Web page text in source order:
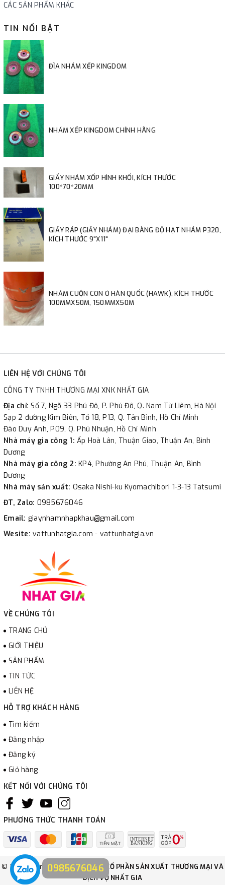
CÁC SẢN PHẨM KHÁC
TIN NỔI BẬT
ĐĨA NHÁM XẾP KINGDOM
NHÁM XẾP KINGDOM CHÍNH HÃNG
GIẤY NHÁM XỐP HÌNH KHỐI, KÍCH THƯỚC
100*70*20MM
GIẤY RÁP (GIẤY NHÁM) ĐẠI BÀNG ĐỘ HẠT NHÁM P320,
KÍCH THƯỚC 9"X11"
NHÁM CUỘN CON Ó HÀN QUỐC (HAWK), KÍCH THƯỚC
100MMX50M, 150MMX50M
LIÊN HỆ VỚI CHÚNG TÔI
CÔNG TY TNHH THƯƠNG MẠI XNK NHẤT GIA
Địa chỉ:Số 7, Ngõ 33 Phú Đô, P. Phú Đô, Q. Nam Từ Liêm, Hà Nội
Sạp 2 đường Kim Biên, Tổ 18, P13, Q. Tân Bình, Hồ Chí Minh
Đào Duy Anh, P09, Q. Phú Nhuận, Hồ Chí Minh
Nhà máy gia công 1: Ấp Hoà Lân, Thuận Giao, Thuận An, Bình
Dương
Nhà máy gia công 2: KP4, Phường An Phú, Thuận An, Bình
Dương
Nhà máy sản xuất: Osaka Nishi-ku Kyomachibori 1-3-13 Tatsumi
ĐT, Zalo: 0985676046
Email: giaynhamnhapkhau@gmail.com
Wesite: vattunhatgia.com - vattunhatgia.vn
VỀ CHÚNG TÔI
TRANG CHỦ
GIỚI THIỆU
SẢN PHẨM
TIN TỨC
LIÊN HỆ
HỖ TRỢ KHÁCH HÀNG
Tìm kiếm
Đăng nhập
Đăng ký
Giỏ hàng
KẾT NỐI VỚI CHÚNG TÔI
PHƯƠNG THỨC THANH TOÁN
© Bản quyền thuộc vềCÔNG TY CỔ PHẦN SẢN XUẤT THƯƠNG MẠI VÀ
DỊCH VỤ NHẤT GIA
0985676046